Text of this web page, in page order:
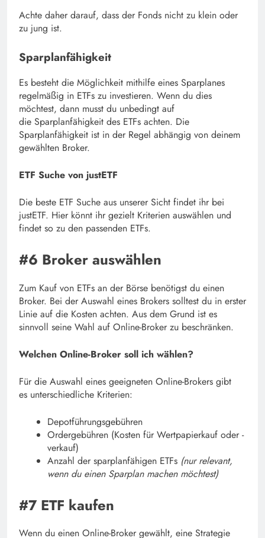
Achte daher darauf, dass der Fonds nicht zu klein oder
zu jung ist.
Sparplanfähigkeit
Es besteht die Möglichkeit mithilfe eines Sparplanes
regelmäßig in ETFs zu investieren. Wenn du dies
möchtest, dann musst du unbedingt auf
die Sparplanfähigkeit des ETFs achten. Die
Sparplanfähigkeit ist in der Regel abhängig von deinem
gewählten Broker.
ETF Suche von justETF
Die beste ETF Suche aus unserer Sicht findet ihr bei
justETF. Hier könnt ihr gezielt Kriterien auswählen und
findet so zu den passenden ETFs.
#6 Broker auswählen
Zum Kauf von ETFs an der Börse benötigst du einen
Broker. Bei der Auswahl eines Brokers solltest du in erster
Linie auf die Kosten achten. Aus dem Grund ist es
sinnvoll seine Wahl auf Online-Broker zu beschränken.
Welchen Online-Broker soll ich wählen?
Für die Auswahl eines geeigneten Online-Brokers gibt
es unterschiedliche Kriterien:
Depotführungsgebühren
Ordergebühren (Kosten für Wertpapierkauf oder -
verkauf)
Anzahl der sparplanfähigen ETFs (nur relevant,
wenn du einen Sparplan machen möchtest)
#7 ETF kaufen
Wenn du einen Online-Broker gewählt, eine Strategie